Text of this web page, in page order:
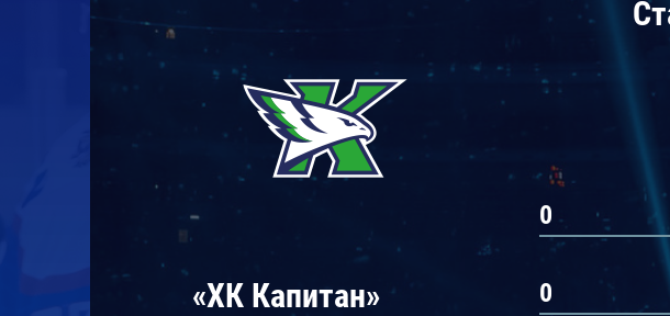
Дивизион Тарасова
Динамо Мн
Динамо М
Локомотив
Шанхайские Драконы
Дивизион Чернышева
Амур
Барыс
Фотобанк
«ХК Капитан»
0
0